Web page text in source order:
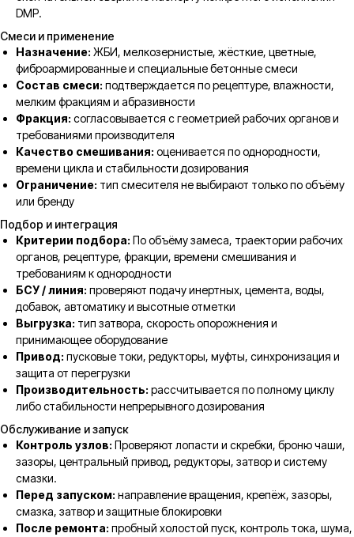
DMP.
Смеси и применение
Назначение: ЖБИ, мелкозернистые, жёсткие, цветные,
фиброармированные и специальные бетонные смеси
Состав смеси: подтверждается по рецептуре, влажности,
мелким фракциям и абразивности
Фракция: согласовывается с геометрией рабочих органов и
требованиями производителя
Качество смешивания: оценивается по однородности,
времени цикла и стабильности дозирования
Ограничение: тип смесителя не выбирают только по объёму
или бренду
Подбор и интеграция
Критерии подбора: По объёму замеса, траектории рабочих
органов, рецептуре, фракции, времени смешивания и
требованиям к однородности
БСУ / линия: проверяют подачу инертных, цемента, воды,
добавок, автоматику и высотные отметки
Выгрузка: тип затвора, скорость опорожнения и
принимающее оборудование
Привод: пусковые токи, редукторы, муфты, синхронизация и
защита от перегрузки
Производительность: рассчитывается по полному циклу
либо стабильности непрерывного дозирования
Обслуживание и запуск
Контроль узлов: Проверяют лопасти и скребки, броню чаши,
зазоры, центральный привод, редукторы, затвор и систему
смазки.
Перед запуском: направление вращения, крепёж, зазоры,
смазка, затвор и защитные блокировки
После ремонта: пробный холостой пуск, контроль тока, шума,